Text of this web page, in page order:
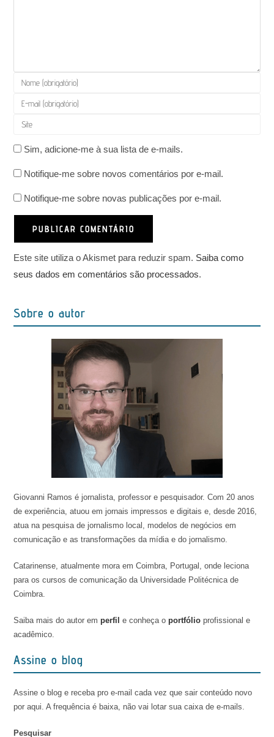
Digite
nome
ou
de
usuário
comentar
Digite
endereço
de
mail
para
Digite
URL
site
Sim, adicione-me à sua lista de e-mails.
Notifique-me sobre novos comentários por e-mail.
Notifique-me sobre novas publicações por e-mail.
Este site utiliza o Akismet para reduzir spam. Saiba como
seus dados em comentários são processados.
Sobre o autor
Giovanni Ramos é jornalista, professor e pesquisador. Com 20 anos
de experiência, atuou em jornais impressos e digitais e, desde 2016,
atua na pesquisa de jornalismo local, modelos de negócios em
comunicação e as transformações da mídia e do jornalismo.
Catarinense, atualmente mora em Coimbra, Portugal, onde leciona
para os cursos de comunicação da Universidade Politécnica de
Coimbra.
Saiba mais do autor emperfil e conheça oportfólio profissional e
acadêmico.
Assine o blog
Assine o blog e receba pro e-mail cada vez que sair conteúdo novo
por aqui. A frequência é baixa, não vai lotar sua caixa de e-mails.
Pesquisar